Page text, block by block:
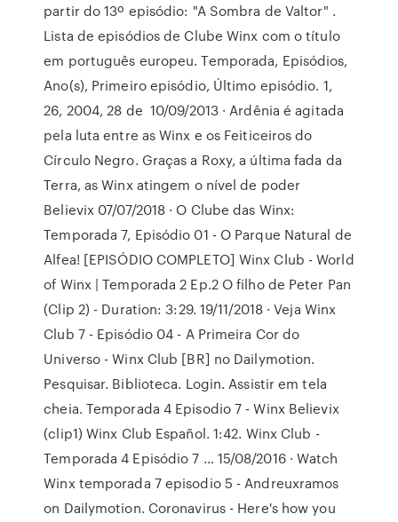
partir do 13º episódio: "A Sombra de Valtor" .
Lista de episódios de Clube Winx com o título
em português europeu. Temporada, Episódios,
Ano(s), Primeiro episódio, Último episódio. 1,
26, 2004, 28 de 10/09/2013 · Ardênia é agitada
pela luta entre as Winx e os Feiticeiros do
Círculo Negro. Graças a Roxy, a última fada da
Terra, as Winx atingem o nível de poder
Believix 07/07/2018 · O Clube das Winx:
Temporada 7, Episódio 01 - O Parque Natural de
Alfea! [EPISÓDIO COMPLETO] Winx Club - World
of Winx | Temporada 2 Ep.2 O filho de Peter Pan
(Clip 2) - Duration: 3:29. 19/11/2018 · Veja Winx
Club 7 - Episódio 04 - A Primeira Cor do
Universo - Winx Club [BR] no Dailymotion.
Pesquisar. Biblioteca. Login. Assistir em tela
cheia. Temporada 4 Episodio 7 - Winx Believix
(clip1) Winx Club Español. 1:42. Winx Club -
Temporada 4 Episódio 7 … 15/08/2016 · Watch
Winx temporada 7 episodio 5 - Andreuxramos
on Dailymotion. Coronavirus - Here's how you